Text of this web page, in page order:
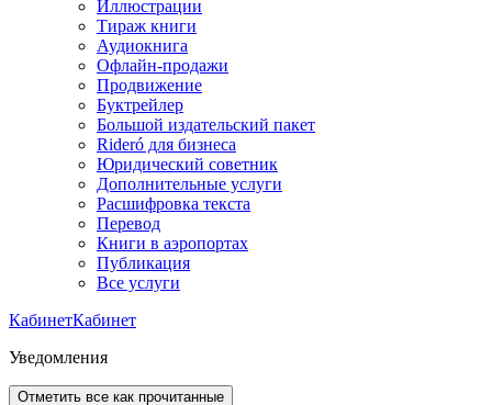
Иллюстрации
Тираж книги
Аудиокнига
Офлайн-продажи
Продвижение
Буктрейлер
Большой издательский пакет
Rideró для бизнеса
Юридический советник
Дополнительные услуги
Расшифровка текста
Перевод
Книги в аэропортах
Публикация
Все услуги
КабинетКабинет
Уведомления
Отметить все как прочитанные